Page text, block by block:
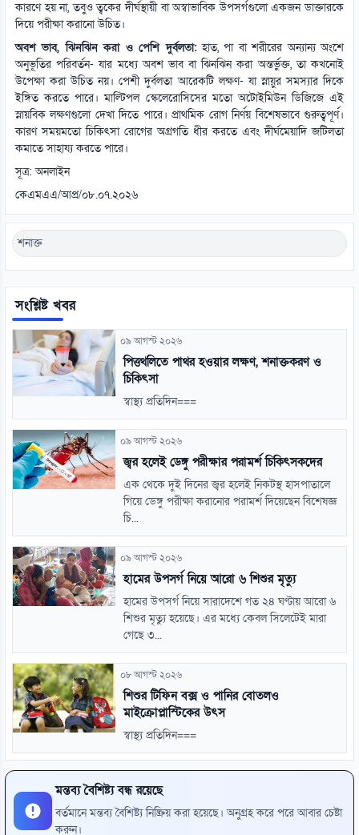
কারণে হয় না, তবুও ত্বকের দীর্ঘস্থায়ী বা অস্বাভাবিক উপসর্গগুলো একজন ডাক্তারকে
দিয়ে পরীক্ষা করানো উচিত।
অবশ ভাব, ঝিনঝিন করা ও পেশি দুর্বলতা:হাত, পা বা শরীরের অন্যান্য অংশে
অনুভূতির পরিবর্তন- যার মধ্যে অবশ ভাব বা ঝিনঝিন করা অন্তর্ভুক্ত, তা কখনোই
উপেক্ষা করা উচিত নয়। পেশী দুর্বলতা আরেকটি লক্ষণ- যা স্নায়ুর সমস্যার দিকে
ইঙ্গিত করতে পারে। মাল্টিপল স্কেলেরোসিসের মতো অটোইমিউন ডিজিজে এই
স্নায়বিক লক্ষণগুলো দেখা দিতে পারে। প্রাথমিক রোগ নির্ণয় বিশেষভাবে গুরুত্বপূর্ণ।
কারণ সময়মতো চিকিৎসা রোগের অগ্রগতি ধীর করতে এবং দীর্ঘমেয়াদি জটিলতা
কমাতে সাহায্য করতে পারে।
সূত্র: অনলাইন
কেএমএএ/আপ্র/০৮.০৭.২০২৬
শনাক্ত
সংশ্লিষ্ট খবর
০৯ আগস্ট ২০২৬
পিত্তথলিতে পাথর হওয়ার লক্ষণ, শনাক্তকরণ ও
চিকিৎসা
স্বাস্থ্য প্রতিদিন===
০৯ আগস্ট ২০২৬
জ্বর হলেই ডেঙ্গু পরীক্ষার পরামর্শ চিকিৎসকদের
এক থেকে দুই দিনের জ্বর হলেই নিকটস্থ হাসপাতালে
গিয়ে ডেঙ্গু পরীক্ষা করানোর পরামর্শ দিয়েছেন বিশেষজ্ঞ
চি...
০৯ আগস্ট ২০২৬
হামের উপসর্গ নিয়ে আরো ৬ শিশুর মৃত্যু
হামের উপসর্গ নিয়ে সারাদেশে গত ২৪ ঘণ্টায় আরো ৬
শিশুর মৃত্যু হয়েছে। এর মধ্যে কেবল সিলেটেই মারা
গেছে ৩...
০৮ আগস্ট ২০২৬
শিশুর টিফিন বক্স ও পানির বোতলও
মাইক্রোপ্লাস্টিকের উৎস
স্বাস্থ্য প্রতিদিন===
মন্তব্য বৈশিষ্ট্য বন্ধ রয়েছে
বর্তমানে মন্তব্য বৈশিষ্ট্য নিষ্ক্রিয় করা হয়েছে। অনুগ্রহ করে পরে আবার চেষ্টা
করুন।